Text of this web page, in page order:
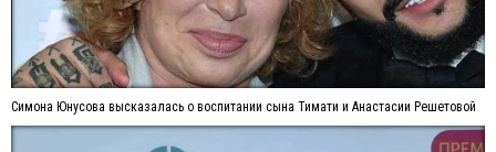
Симона Юнусова высказалась о воспитании сына Тимати и Анастасии Решетовой